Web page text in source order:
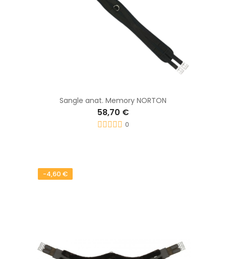
Sangle anat. Memory NORTON
58,70 €
0
-4,60 €